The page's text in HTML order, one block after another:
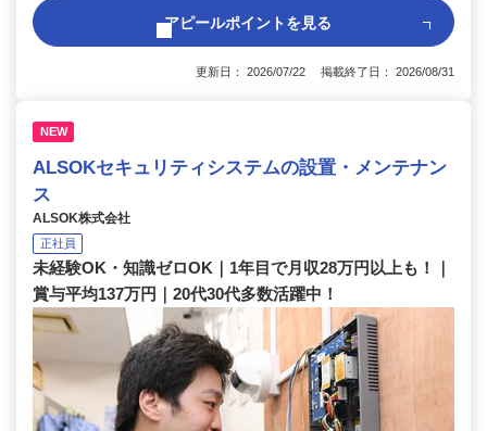
アピールポイントを見る
更新日： 2026/07/22 掲載終了日： 2026/08/31
NEW
ALSOKセキュリティシステムの設置・メンテナン
ス
ALSOK株式会社
正社員
未経験OK・知識ゼロOK｜1年目で月収28万円以上も！｜
賞与平均137万円｜20代30代多数活躍中！